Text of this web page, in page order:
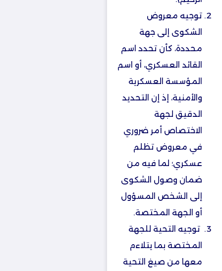
توجيه معروض
الشكوى إلى جهة
محددة، كأن تحدد اسم
القائد العسكري، أو اسم
المؤسسة العسكرية
والأمنية، إذ إن التحديد
الدقيق لجهة
الاختصاص أمر ضروري
في معروض تظلم
عسكري؛ لما فيه من
ضمان وصول الشكوى
إلى الشخص المسؤول
أو الجهة المختصة.
‏توجيه التحية للجهة
المختصة بما يتلاءم
معها من صيغ التحية